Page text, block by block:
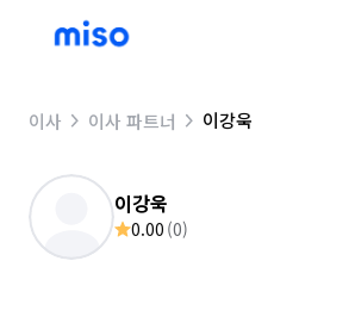
이사 이사 파트너 이강욱
이강욱
0.00 (0)